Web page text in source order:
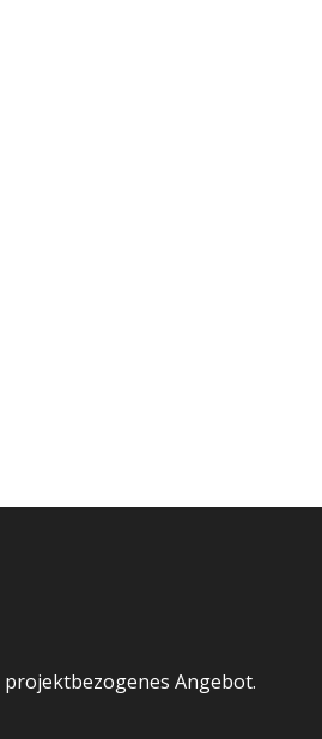
Angebot.